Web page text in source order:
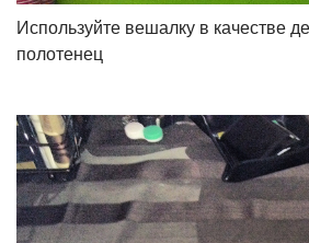
Используйте вешалку в качестве
полотенец